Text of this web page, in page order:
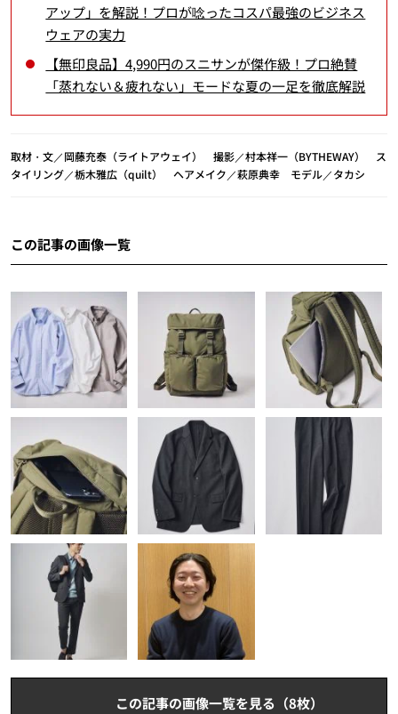
アップ」を解説！プロが唸ったコスパ最強のビジネス
ウェアの実力
【無印良品】4,990円のスニサンが傑作級！プロ絶賛
「蒸れない＆疲れない」モードな夏の一足を徹底解説
取材・文／岡藤充泰（ライトアウェイ） 撮影／村本祥一（BYTHEWAY） ス
タイリング／栃木雅広（quilt） ヘアメイク／萩原典幸 モデル／タカシ
この記事の画像一覧
この記事の画像一覧を見る（8枚）